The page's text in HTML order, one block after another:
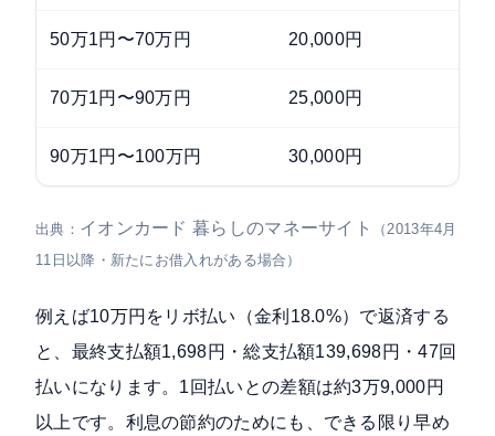
50万1円〜70万円 20,000円
70万1円〜90万円 25,000円
90万1円〜100万円 30,000円
出典： イオンカード 暮らしのマネーサイト
（2013年4月
11日以降・新たにお借入れがある場合）
例えば10万円をリボ払い（金利18.0%）で返済する
と、最終支払額1,698円・総支払額139,698円・47回
払いになります。1回払いとの差額は約3万9,000円
以上です。利息の節約のためにも、できる限り早め